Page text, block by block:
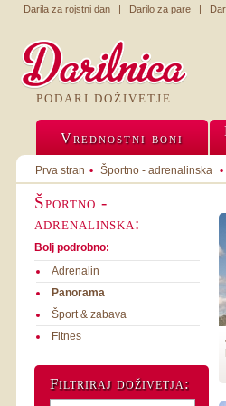
Darila za rojstni dan | Darilo za pare |
PODARI DOŽIVETJE
Vrednostni boni
Prva stran • Športno - adrenalinska •
Športno -
adrenalinska:
Bolj podrobno:
Adrenalin
Panorama
Šport & zabava
Fitnes
Filtriraj doživetja:
Filtriraj doživetja:
Filtriraj doživetja:
Filtriraj doživetja:
Filtriraj doživetja:
Filtriraj doživetja:
Filtriraj doživetja:
Filtriraj doživetja:
Filtriraj doživetja: